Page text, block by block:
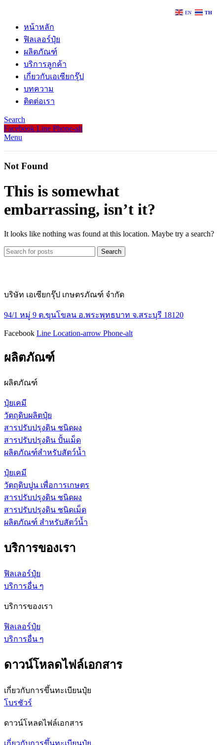
หน้าหลัก
ฟิลเลอร์ปุ๋ย
ผลิตภัณฑ์
บริการลูกค้า
เกี่ยวกับเอเซียกรุ๊ป
บทความ
ติดต่อเรา
Search
Facebook Line Phone-alt
Menu
Not Found
This is somewhat
embarrassing, isn’t it?
It looks like nothing was found at this location. Maybe try a search?
Search
บริษัท เอเซียกรุ๊ป เกษตรภัณฑ์ จำกัด
94/1 หมู่ 9 ต.ขุนโขลน อ.พระพุทธบาท จ.สระบุรี 18120
Facebook Line Location-arrow Phone-alt
ผลิตภัณฑ์
ผลิตภัณฑ์
ปุ๋ยเคมี
วัตถุดิบผลิตปุ๋ย
สารปรับปรุงดิน ชนิดผง
สารปรับปรุงดิน ปั้นเม็ด
ผลิตภัณฑ์สำหรับสัตว์น้ำ
ปุ๋ยเคมี
วัตถุดิบปูน เพื่อการเกษตร
สารปรับปรุงดิน ชนิดผง
สารปรับปรุงดิน ชนิดเม็ด
ผลิตภัณฑ์ สำหรับสัตว์น้ำ
บริการของเรา
ฟิลเลอร์ปุ๋ย
บริการอื่น ๆ
บริการของเรา
ฟิลเลอร์ปุ๋ย
บริการอื่น ๆ
ดาวน์โหลดไฟล์เอกสาร
เกี่ยวกับการขึ้นทะเบียนปุ๋ย
โบรชัวร์
ดาวน์โหลดไฟล์เอกสาร
เกี่ยวกับการขึ้นทะเบียนปุ๋ย
EN TH